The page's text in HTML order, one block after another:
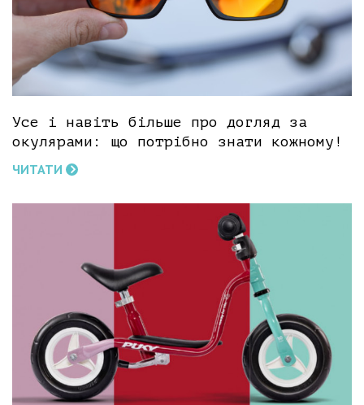
Усе і навіть більше про догляд за
окулярами: що потрібно знати кожному!
ЧИТАТИ